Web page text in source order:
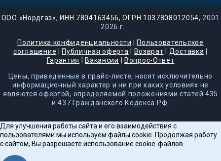
ООО «Нордгаз», ИНН 7804163456, ОГРН 1037808012054, 2001
- 2026 г.
Политика конфиденциальности |Пользовательское
соглашение |Публичная оферта | Возврат | Доставка |
Гарантия |Вакансии |Вопрос-Ответ
Цены, приведенные в прайс-листе, носят исключительно
информационный характер и ни при каких условиях не
являются офертой, определяемой положениями статей 435
и 437 Гражданского Кодекса РФ.
Для улучшения работы сайта и его взаимодействия с
пользователями мы используем файлы cookie. Продолжая работу
с сайтом, Вы разрешаете использование cookie-файлов.